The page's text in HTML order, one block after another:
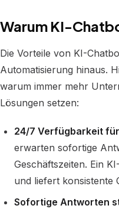
Warum KI-
Die Vorteile von KI-
Automatisierung hinaus.
warum immer mehr
Lösungen setzen:
24/7 Verfügbarkeit
erwarten sofortige
Geschäftszeiten. Ein
und liefert konsistente
Sofortige Antworten